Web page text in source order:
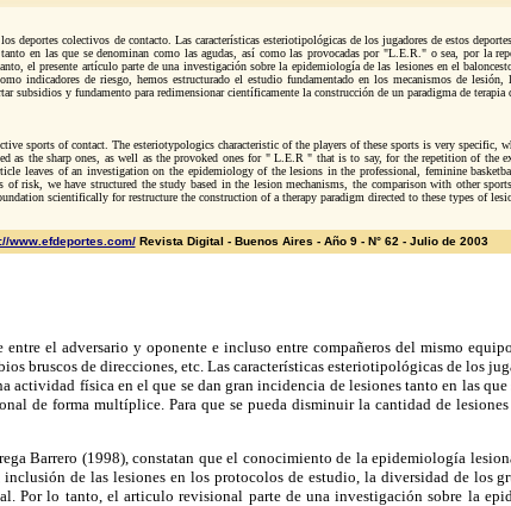
colectivos de contacto. Las características esteriotipológicas de los jugadores de estos
en las que se denominan como las agudas, así como las provocadas por "L.E.R." o sea, por la
el presente artículo parte de una investigación sobre la epidemiología de las lesiones en el
indicadores de riesgo, hemos estructurado el estudio fundamentado en los mecanismos de
y fundamento para redimensionar científicamente la construcción de un paradigma de terapia
of contact. The esteriotypologics characteristic of the players of these sports is very specific,
as the sharp ones, as well as the provoked ones for " L.E.R " that is to say, for the repetition of
leaves of an investigation on the epidemiology of the lesions in the professional, feminine
risk, we have structured the study based in the lesion mechanisms, the comparison with other
scientifically for restructure the construction of a therapy paradigm directed to these types of
www.efdeportes.com/Revista Digital - Buenos Aires - Año 9 - N° 62 - Julio de 2003
el adversario y oponente e incluso entre compañeros del mismo
bruscos de direcciones, etc. Las características esteriotipológicas de los
actividad física en el que se dan gran incidencia de lesiones tanto en las
de forma multíplice. Para que se pueda disminuir la cantidad de
Barrero (1998), constatan que el conocimiento de la epidemiología
de las lesiones en los protocolos de estudio, la diversidad de los
Por lo tanto, el articulo revisional parte de una investigación sobre la